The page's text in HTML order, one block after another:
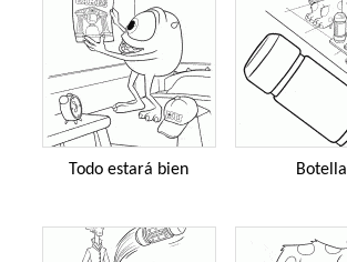
Todo estará bien Botella